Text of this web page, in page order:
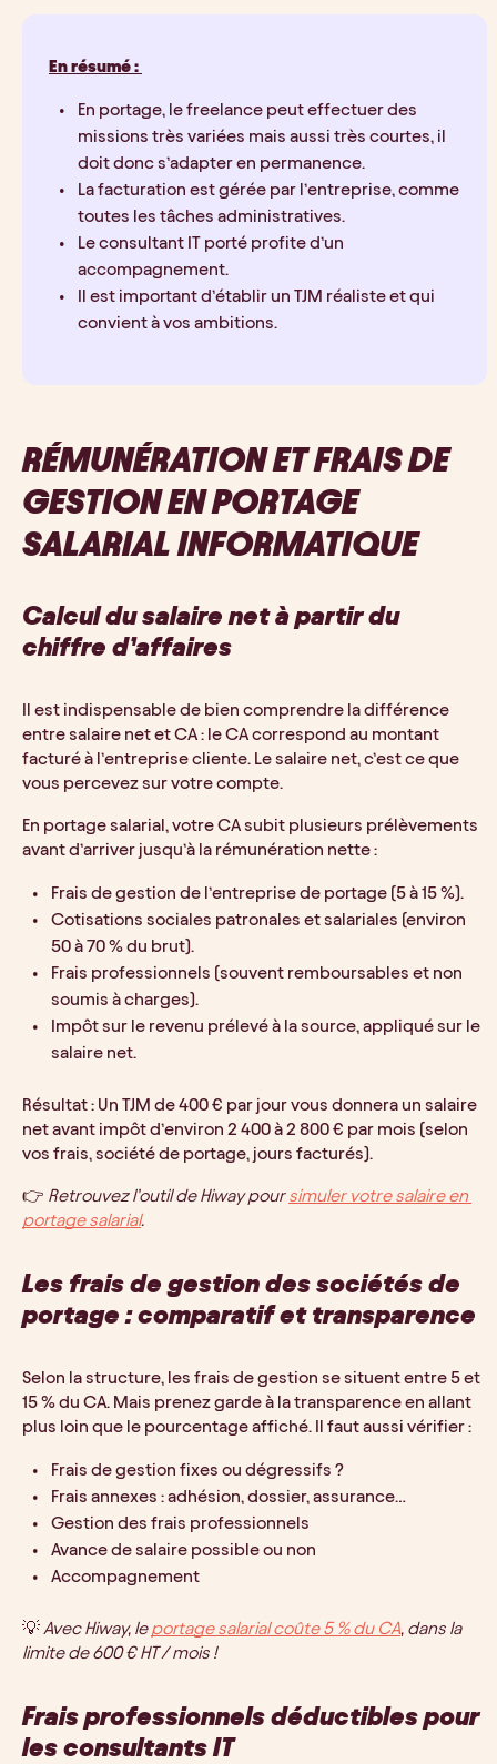
En résumé :
En portage, le freelance peut effectuer des
missions très variées mais aussi très courtes, il
doit donc s’adapter en permanence.
La facturation est gérée par l’entreprise, comme
toutes les tâches administratives.
Le consultant IT porté profite d’un
accompagnement.
Il est important d’établir un TJM réaliste et qui
convient à vos ambitions.
RÉMUNÉRATION ET FRAIS DE
GESTION EN PORTAGE
SALARIAL INFORMATIQUE
Calcul du salaire net à partir du
chiffre d’affaires
Il est indispensable de bien comprendre la différence
entre salaire net et CA : le CA correspond au montant
facturé à l’entreprise cliente. Le salaire net, c’est ce que
vous percevez sur votre compte.
En portage salarial, votre CA subit plusieurs prélèvements
avant d’arriver jusqu’à la rémunération nette :
Frais de gestion de l’entreprise de portage (5 à 15 %).
Cotisations sociales patronales et salariales (environ
50 à 70 % du brut).
Frais professionnels (souvent remboursables et non
soumis à charges).
Impôt sur le revenu prélevé à la source, appliqué sur le
salaire net.
Résultat : Un TJM de 400 € par jour vous donnera un salaire
net avant impôt d’environ 2 400 à 2 800 € par mois (selon
vos frais, société de portage, jours facturés).
👉 Retrouvez l’outil de Hiway pour simuler votre salaire en
portage salarial.
Les frais de gestion des sociétés de
portage : comparatif et transparence
Selon la structure, les frais de gestion se situent entre 5 et
15 % du CA. Mais prenez garde à la transparence en allant
plus loin que le pourcentage affiché. Il faut aussi vérifier :
Frais de gestion fixes ou dégressifs ?
Frais annexes : adhésion, dossier, assurance…
Gestion des frais professionnels
Avance de salaire possible ou non
Accompagnement
💡 Avec Hiway, le portage salarial coûte 5 % du CA, dans la
limite de 600 € HT / mois !
Frais professionnels déductibles pour
les consultants IT